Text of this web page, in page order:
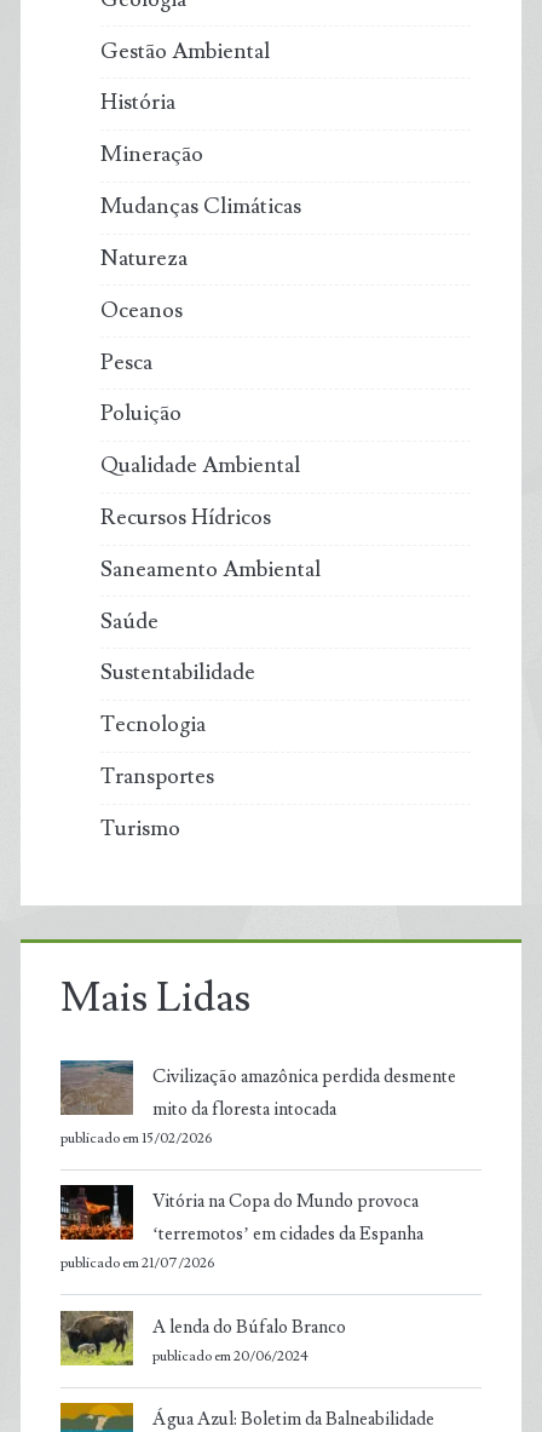
Gestão Ambiental
História
Mineração
Mudanças Climáticas
Natureza
Oceanos
Pesca
Poluição
Qualidade Ambiental
Recursos Hídricos
Saneamento Ambiental
Saúde
Sustentabilidade
Tecnologia
Transportes
Turismo
Mais Lidas
Civilização amazônica perdida desmente
mito da floresta intocada
publicado em 15/02/2026
Vitória na Copa do Mundo provoca
‘terremotos’ em cidades da Espanha
publicado em 21/07/2026
A lenda do Búfalo Branco
publicado em 20/06/2024
Água Azul: Boletim da Balneabilidade